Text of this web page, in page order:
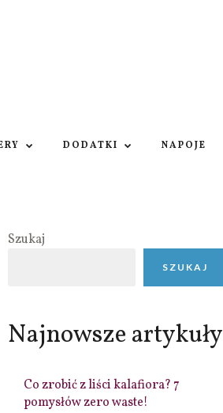
DODATKI NAPOJE
Szukaj
SZUKAJ
Najnowsze artykuły
Co zrobić z liści kalafiora? 7
pomysłów zero waste!